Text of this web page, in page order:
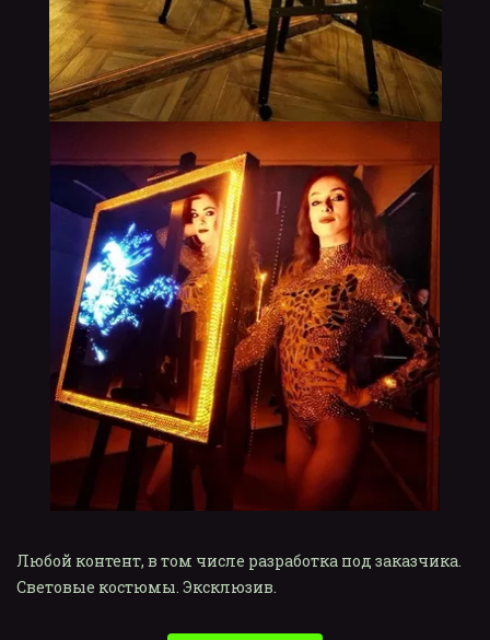
Любой контент, в том числе разработка под заказчика.
Световые костюмы. Эксклюзив.